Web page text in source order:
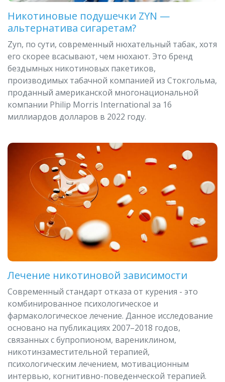
Никотиновые подушечки ZYN —
альтернатива сигаретам?
Zyn, по сути, современный нюхательный табак, хотя
его скорее всасывают, чем нюхают. Это бренд
бездымных никотиновых пакетиков,
производимых табачной компанией из Стокгольма,
проданный американской многонациональной
компании Philip Morris International за 16
миллиардов долларов в 2022 году.
Лечение никотиновой зависимости
Современный стандарт отказа от курения - это
комбинированное психологическое и
фармакологическое лечение. Данное исследование
основано на публикациях 2007–2018 годов,
связанных с бупропионом, варениклином,
никотинзаместительной терапией,
психологическим лечением, мотивационным
интервью, когнитивно-поведенческой терапией.